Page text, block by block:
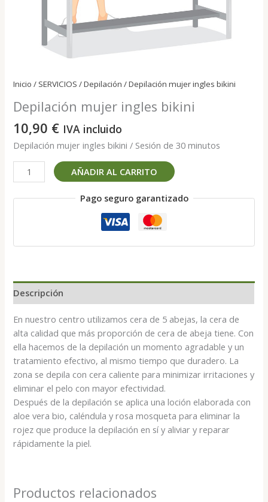
Inicio / SERVICIOS /Depilación / Depilación mujer ingles bikini
Depilación mujer ingles bikini
10,90 € IVA incluido
Depilación mujer ingles bikini / Sesión de 30 minutos
Depilación
mujer
ingles
AÑADIR AL CARRITO
Pago seguro garantizado
Descripción
En nuestro centro utilizamos cera de 5 abejas, la cera de
alta calidad que más proporción de cera de abeja tiene. Con
ella hacemos de la depilación un momento agradable y un
tratamiento efectivo, al mismo tiempo que duradero. La
zona se depila con cera caliente para minimizar irritaciones y
eliminar el pelo con mayor efectividad.
Después de la depilación se aplica una loción elaborada con
aloe vera bio, caléndula y rosa mosqueta para eliminar la
rojez que produce la depilación en sí y aliviar y reparar
rápidamente la piel.
Productos relacionados